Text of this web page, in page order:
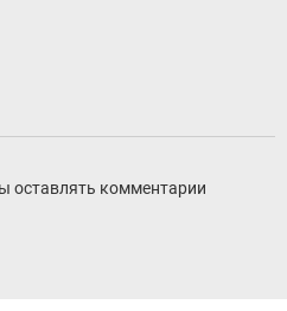
оставлять комментарии